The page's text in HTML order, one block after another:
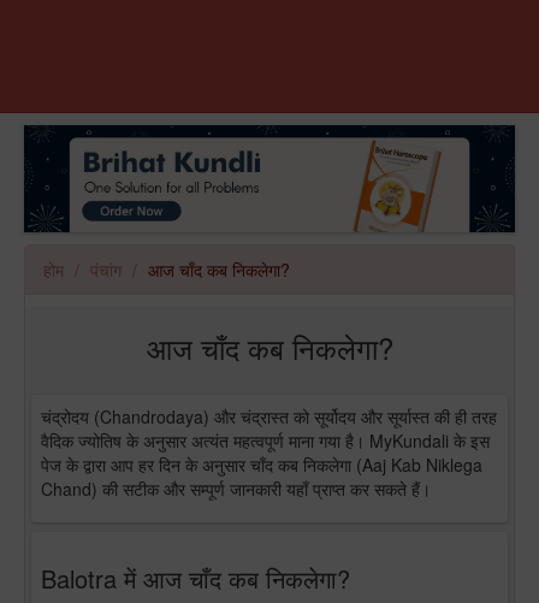
होम पंचांग आज चाँद कब निकलेगा?
आज चाँद कब निकलेगा?
चंद्रोदय (Chandrodaya) और चंद्रास्त को सूर्योदय और सूर्यास्त की ही तरह
वैदिक ज्योतिष के अनुसार अत्यंत महत्वपूर्ण माना गया है। MyKundali के इस
पेज के द्वारा आप हर दिन के अनुसार चाँद कब निकलेगा (Aaj Kab Niklega
Chand) की सटीक और सम्पूर्ण जानकारी यहाँ प्राप्त कर सकते हैं।
Balotra में आज चाँद कब निकलेगा?